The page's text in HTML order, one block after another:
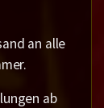
an alle
ab